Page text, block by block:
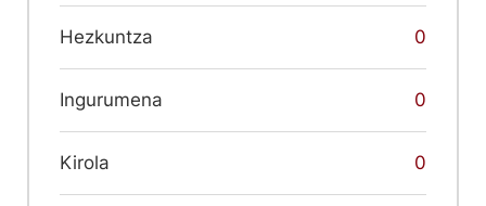
Hezkuntza 0
Ingurumena 0
Kirola 0